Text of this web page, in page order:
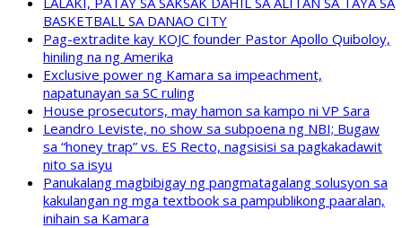
BASKETBALL SA DANAO CITY
Pag-extradite kay KOJC founder Pastor Apollo Quiboloy,
hiniling na ng Amerika
Exclusive power ng Kamara sa impeachment,
napatunayan sa SC ruling
House prosecutors, may hamon sa kampo ni VP Sara
Leandro Leviste, no show sa subpoena ng NBI; Bugaw
sa “honey trap” vs. ES Recto, nagsisisi sa pagkakadawit
nito sa isyu
Panukalang magbibigay ng pangmatagalang solusyon sa
kakulangan ng mga textbook sa pampublikong paaralan,
inihain sa Kamara